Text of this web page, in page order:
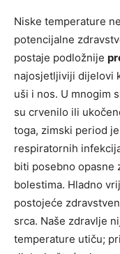
Niske temperature
potencijalne
postaje podložnije
najosjetljiviji dijelovi
uši i nos. U mnogim
su crvenilo ili
toga, zimski period
respiratornih
biti posebno opasne
bolestima. Hladno
postojeće
srca. Naše zdravlje
temperature utiču;